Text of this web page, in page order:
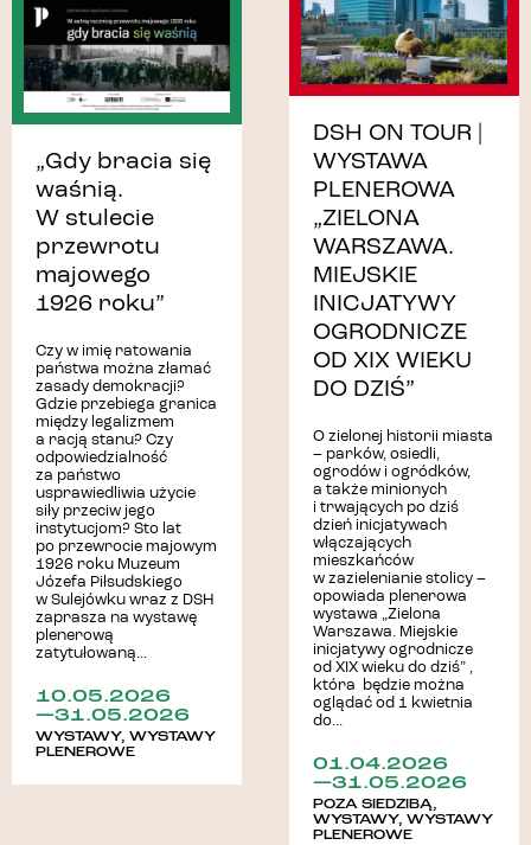
„Gdy bracia się
waśnią.
W stulecie
przewrotu
majowego
1926 roku”
Czy w imię ratowania
państwa można złamać
zasady demokracji?
Gdzie przebiega granica
między legalizmem
a racją stanu? Czy
odpowiedzialność
za państwo
usprawiedliwia użycie
siły przeciw jego
instytucjom? Sto lat
po przewrocie majowym
1926 roku Muzeum
Józefa Piłsudskiego
w Sulejówku wraz z DSH
zaprasza na wystawę
plenerową
zatytułowaną...
10.05.2026
—31.05.2026
WYSTAWY, WYSTAWY
PLENEROWE
DSH ON TOUR |
WYSTAWA
PLENEROWA
„ZIELONA
WARSZAWA.
MIEJSKIE
INICJATYWY
OGRODNICZE
OD XIX WIEKU
DO DZIŚ”
O zielonej historii miasta
– parków, osiedli,
ogrodów i ogródków,
a także minionych
i trwających po dziś
dzień inicjatywach
włączających
mieszkańców
w zazielenianie stolicy –
opowiada plenerowa
wystawa „Zielona
Warszawa. Miejskie
inicjatywy ogrodnicze
od XIX wieku do dziś” ,
która będzie można
oglądać od 1 kwietnia
do...
01.04.2026
—31.05.2026
POZA SIEDZIBĄ,
WYSTAWY, WYSTAWY
PLENEROWE